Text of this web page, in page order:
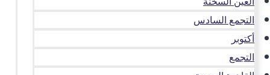
التجمع السادس
أكتوبر
التجمع